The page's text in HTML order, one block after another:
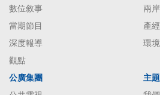
數位敘事
當期節目
深度報導
觀點
兩岸
產經
環境
公廣集團
主